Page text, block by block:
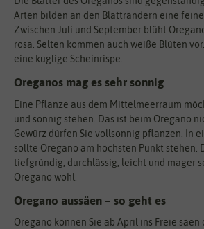
Arten bilden an den Blatträndern eine feine
Zwischen Juli und September blüht
rosa. Selten kommen auch weiße Blüten
eine kuglige Scheinrispe.
Oreganos mag es sehr sonnig
Eine Pflanze aus dem Mittelmeerraum
und sonnig stehen. Das ist beim Oregano
Gewürz dürfen Sie vollsonnig pflanzen. In
sollte Oregano am höchsten Punkt stehen.
tiefgründig, durchlässig, leicht und mager
Oregano wohl.
Oregano aussäen – so geht es
Oregano können Sie ab April ins Freie säen